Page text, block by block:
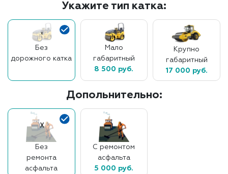
Укажите тип катка:
Без
дорожного катка
Мало
габаритный
8 500 руб.
Крупно
габаритный
17 000 руб.
Допольнительно:
Без
ремонта
асфальта
С ремонтом
асфальта
5 000 руб.